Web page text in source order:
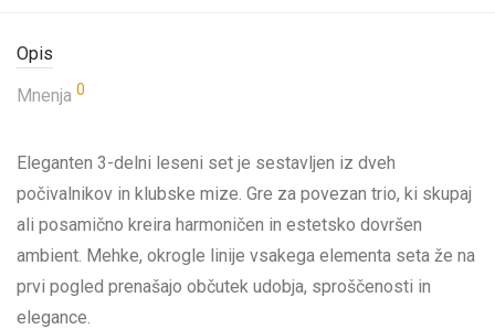
Opis
Mnenja 0
Eleganten 3-delni leseni set je sestavljen iz dveh
počivalnikov in klubske mize. Gre za povezan trio, ki skupaj
ali posamično kreira harmoničen in estetsko dovršen
ambient. Mehke, okrogle linije vsakega elementa seta že na
prvi pogled prenašajo občutek udobja, sproščenosti in
elegance.